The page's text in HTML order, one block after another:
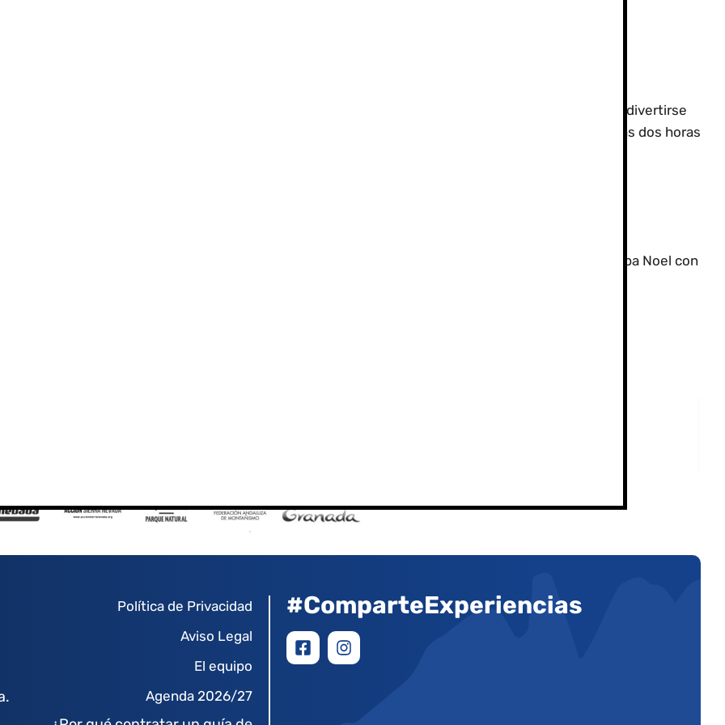
pistas a las que da acceso el telesilla Emile Allais, los no esquiadores tendrán la posibilidad de divertirse
biciski, trineos y tubbing. Uno de los quioscos de Borreguiles permanecerá abierto durante las dos horas
arrancará como tal el sábado 12 de enero con la pista de El Río iluminada y una hora más de
navideña diseñada en la estación para estos días. Durante tres jornadas consecutivas Papa Noel con
a los niños en el área familiar de Borreguiles.
Política de Privacidad
Aviso Legal
El equipo
Agenda 2026/27
#ComparteExperiencias